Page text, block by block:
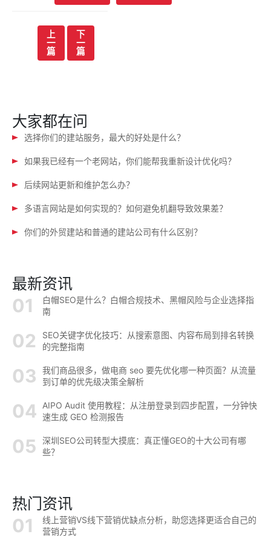
上
一
篇
下
一
篇
大家都在问
选择你们的建站服务，最大的好处是什么？
如果我已经有一个老网站，你们能帮我重新设计优化吗？
后续网站更新和维护怎么办？
多语言网站是如何实现的？如何避免机翻导致效果差？
你们的外贸建站和普通的建站公司有什么区别？
最新资讯
白帽SEO是什么？白帽合规技术、黑帽风险与企业选择指
南
SEO关键字优化技巧：从搜索意图、内容布局到排名转换
的完整指南
我们商品很多，做电商 seo 要先优化哪一种页面？从流量
到订单的优先级决策全解析
AIPO Audit 使用教程：从注册登录到四步配置，一分钟快
速生成 GEO 检测报告
深圳SEO公司转型大摸底：真正懂GEO的十大公司有哪
些？
热门资讯
线上营销VS线下营销优缺点分析，助您选择更适合自己的
营销方式